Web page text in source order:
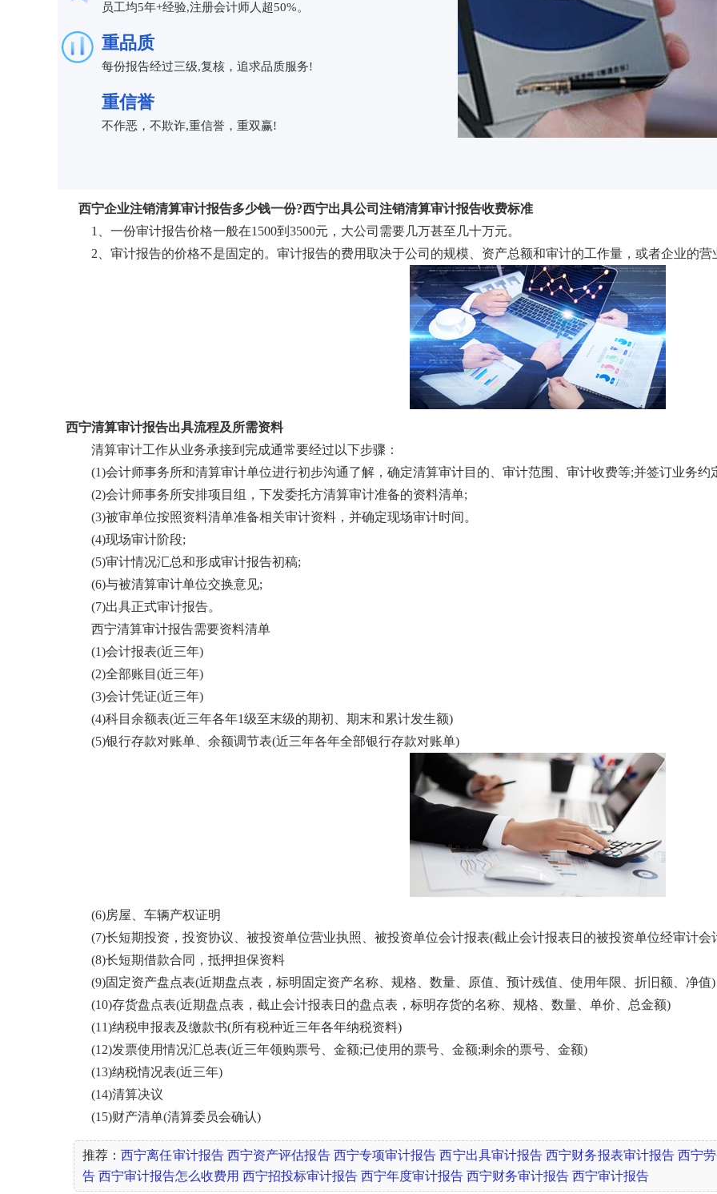
员工均5年+经验,注册会计师人超50%。
重品质
每份报告经过三级,复核，追求品质服务!
重信誉
不作恶，不欺诈,重信誉，重双赢!
西宁企业注销清算审计报告多少钱一份?西宁出具公司注销清算审计报告收费标准
1、一份审计报告价格一般在1500到3500元，大公司需要几万甚至几十万元。
2、审计报告的价格不是固定的。审计报告的费用取决于公司的规模、资产总额和审计的工作量，或者企业的营
西宁清算审计报告出具流程及所需资料
清算审计工作从业务承接到完成通常要经过以下步骤：
(1)会计师事务所和清算审计单位进行初步沟通了解，确定清算审计目的、审计范围、审计收费等;并签订业务约
(2)会计师事务所安排项目组，下发委托方清算审计准备的资料清单;
(3)被审单位按照资料清单准备相关审计资料，并确定现场审计时间。
(4)现场审计阶段;
(5)审计情况汇总和形成审计报告初稿;
(6)与被清算审计单位交换意见;
(7)出具正式审计报告。
西宁清算审计报告需要资料清单
(1)会计报表(近三年)
(2)全部账目(近三年)
(3)会计凭证(近三年)
(4)科目余额表(近三年各年1级至末级的期初、期末和累计发生额)
(5)银行存款对账单、余额调节表(近三年各年全部银行存款对账单)
(6)房屋、车辆产权证明
(7)长短期投资，投资协议、被投资单位营业执照、被投资单位会计报表(截止会计报表日的被投资单位经审计会
(8)长短期借款合同，抵押担保资料
(9)固定资产盘点表(近期盘点表，标明固定资产名称、规格、数量、原值、预计残值、使用年限、折旧额、净值)
(10)存货盘点表(近期盘点表，截止会计报表日的盘点表，标明存货的名称、规格、数量、单价、总金额)
(11)纳税申报表及缴款书(所有税种近三年各年纳税资料)
(12)发票使用情况汇总表(近三年领购票号、金额;已使用的票号、金额;剩余的票号、金额)
(13)纳税情况表(近三年)
(14)清算决议
(15)财产清单(清算委员会确认)
推荐：西宁离任审计报告 西宁资产评估报告 西宁专项审计报告 西宁出具审计报告 西宁财务报表审计报告 西宁
告 西宁审计报告怎么收费用 西宁招投标审计报告 西宁年度审计报告 西宁财务审计报告 西宁审计报告